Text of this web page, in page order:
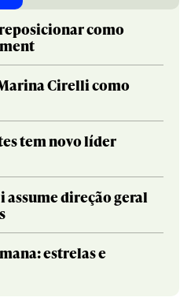
como
Cirelli como
tem novo líder
direção geral
estrelas e